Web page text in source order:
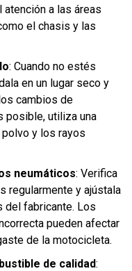
a las áreas
el chasis y las
: Cuando no estés
en un lugar seco y
cambios de
posible, utiliza una
y los rayos
neumáticos: Verifica
regularmente y ajústala
del fabricante. Los
pueden afectar
de la motocicleta.
de calidad: